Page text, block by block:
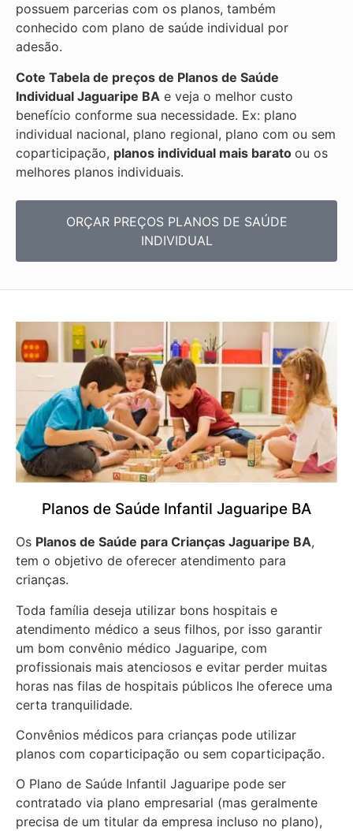
possuem parcerias com os planos, também
conhecido com plano de saúde individual por
adesão.
Cote Tabela de preços de Planos de Saúde
Individual Jaguaripe BA e veja o melhor custo
benefício conforme sua necessidade. Ex: plano
individual nacional, plano regional, plano com ou sem
coparticipação, planos individual mais barato ou os
melhores planos individuais.
ORÇAR PREÇOS PLANOS DE SAÚDE
INDIVIDUAL
Planos de Saúde Infantil Jaguaripe BA
Os Planos de Saúde para Crianças Jaguaripe BA,
tem o objetivo de oferecer atendimento para
crianças.
Toda família deseja utilizar bons hospitais e
atendimento médico a seus filhos, por isso garantir
um bom convênio médico Jaguaripe, com
profissionais mais atenciosos e evitar perder muitas
horas nas filas de hospitais públicos lhe oferece uma
certa tranquilidade.
Convênios médicos para crianças pode utilizar
planos com coparticipação ou sem coparticipação.
O Plano de Saúde Infantil Jaguaripe pode ser
contratado via plano empresarial (mas geralmente
precisa de um titular da empresa incluso no plano),